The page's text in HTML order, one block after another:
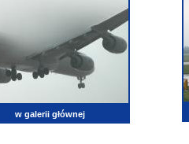
w galerii głównej